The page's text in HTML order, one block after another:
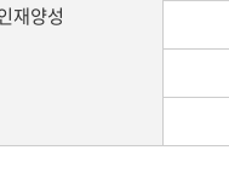
재양성